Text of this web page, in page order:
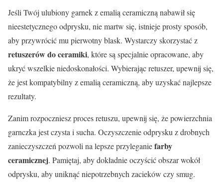
Jeśli Twój ulubiony garnek z emalią ceramiczną nabawił się
nieestetycznego odprysku, nie martw się, istnieje prosty sposób,
aby przywrócić mu pierwotny blask. Wystarczy skorzystać z
retuszerów do ceramiki, które są specjalnie opracowane, aby
ukryć wszelkie niedoskonałości. Wybierając retuszer, upewnij się,
że jest kompatybilny z emalią ceramiczną, aby uzyskać najlepsze
rezultaty.
Zanim rozpoczniesz proces retuszu, upewnij się, że powierzchnia
garnczka jest czysta i sucha. Oczyszczenie odprysku z drobnych
zanieczyszczeń pozwoli na lepsze przyleganiefarby
ceramicznej. Pamiętaj, aby dokładnie oczyścić obszar wokół
odprysku, aby uniknąć niepotrzebnych zacieków czy smug.